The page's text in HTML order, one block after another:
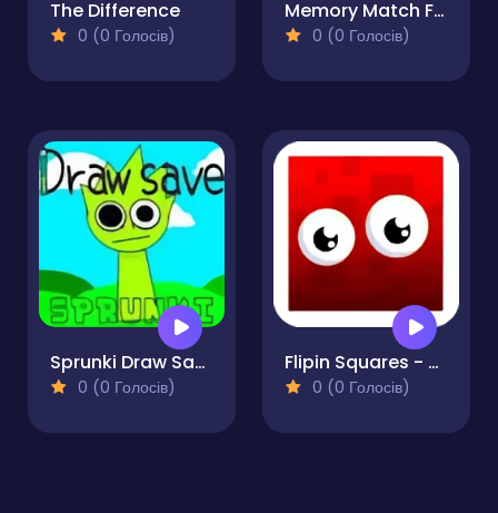
The Difference
0 (0 Голосів)
Memory Match Flag Edition
0 (0 Голосів)
Sprunki Draw Save Incredibox
0 (0 Голосів)
Flipin Squares - Match Pairs
0 (0 Голосів)